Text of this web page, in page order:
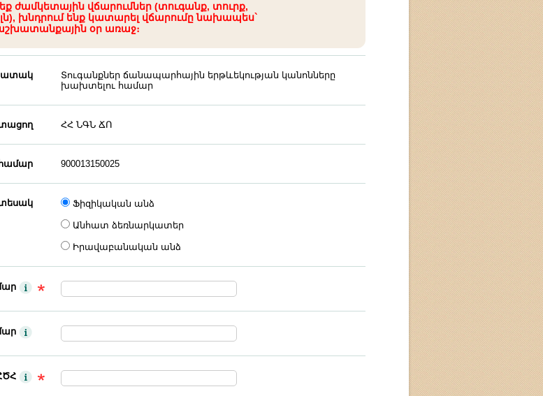
ժամկետային վճարումներ (տուգանք, տուրք,
խնդրում ենք կատարել վճարումը նախապես`
օր առաջ։
Տուգանքներ ճանապարհային երթևեկության կանոնները
խախտելու համար
ՀՀ ՆԳՆ ՃՈ
900013150025
Ֆիզիկական անձ
Անհատ ձեռնարկատեր
Իրավաբանական անձ